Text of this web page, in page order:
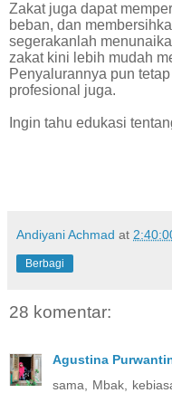
Zakat juga dapat
beban, dan
segerakanlah
zakat kini lebih mudah
Penyalurannya pun
profesional juga.
Ingin tahu edukasi
Andiyani Achmad at
Berbagi
28 komentar:
Agustina
sama, Mbak,